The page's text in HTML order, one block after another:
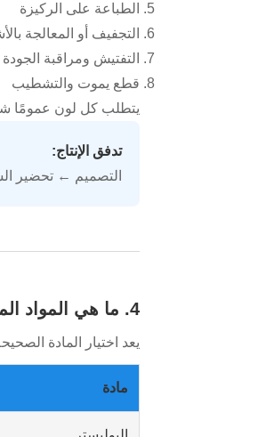
الطباعة على الركيزة
التجفيف أو المعالجة
التفتيش ومراقبة الجودة
قطع يموت والتشطيب
يتطلب كل لون عمومًا
تدفق الإنتاج:
التصميم ← تحضير
4. ما هي المواد المستخدمة لملصقات طباعة الشاشة؟
يعد اختيار المادة
مادة